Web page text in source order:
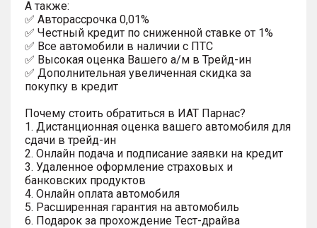
A тaкжe:
✅ Автopаcсpочка 0,01%
✅ Честный кредит по сниженной ставке от 1%
✅ Все автомобили в наличии с ПТС
✅ Высокая оценка Вашего а/м в Трейд-ин
✅ Дополнительная увеличенная скидка за
покупку в кредит
Почему стоить обратиться в ИАТ Парнас?
1. Дистанционная оценка вашего автомобиля для
сдачи в трейд-ин
2. Онлайн подача и подписание заявки на кредит
3. Удаленное оформление страховых и
банковских продуктов
4. Онлайн оплата автомобиля
5. Расширенная гарантия на автомобиль
6. Подарок за прохождение Тест-драйва